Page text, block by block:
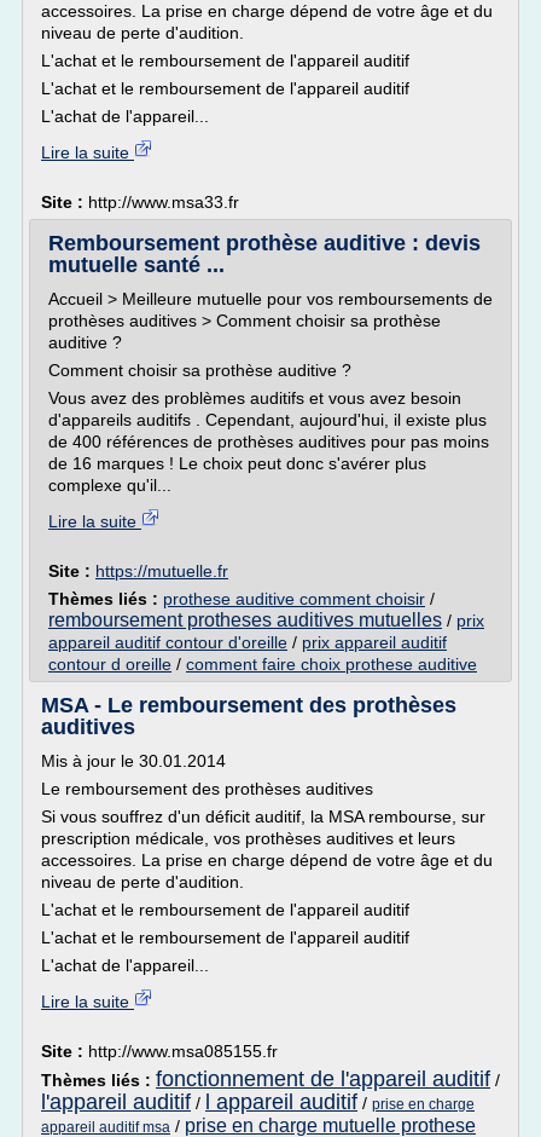
accessoires. La prise en charge dépend de votre âge et du
niveau de perte d'audition.
L'achat et le remboursement de l'appareil auditif
L'achat et le remboursement de l'appareil auditif
L'achat de l'appareil...
Lire la suite
Site : http://www.msa33.fr
Remboursement prothèse auditive : devis
mutuelle santé ...
Accueil > Meilleure mutuelle pour vos remboursements de
prothèses auditives > Comment choisir sa prothèse
auditive ?
Comment choisir sa prothèse auditive ?
Vous avez des problèmes auditifs et vous avez besoin
d'appareils auditifs . Cependant, aujourd'hui, il existe plus
de 400 références de prothèses auditives pour pas moins
de 16 marques ! Le choix peut donc s'avérer plus
complexe qu'il...
Lire la suite
Site : https://mutuelle.fr
Thèmes liés : prothese auditive comment choisir /
remboursement protheses auditives mutuelles / prix
appareil auditif contour d'oreille / prix appareil auditif
contour d oreille / comment faire choix prothese auditive
MSA - Le remboursement des prothèses
auditives
Mis à jour le 30.01.2014
Le remboursement des prothèses auditives
Si vous souffrez d'un déficit auditif, la MSA rembourse, sur
prescription médicale, vos prothèses auditives et leurs
accessoires. La prise en charge dépend de votre âge et du
niveau de perte d'audition.
L'achat et le remboursement de l'appareil auditif
L'achat et le remboursement de l'appareil auditif
L'achat de l'appareil...
Lire la suite
Site : http://www.msa085155.fr
Thèmes liés : fonctionnement de l'appareil auditif /
l'appareil auditif / l appareil auditif / prise en charge
appareil auditif msa / prise en charge mutuelle prothese